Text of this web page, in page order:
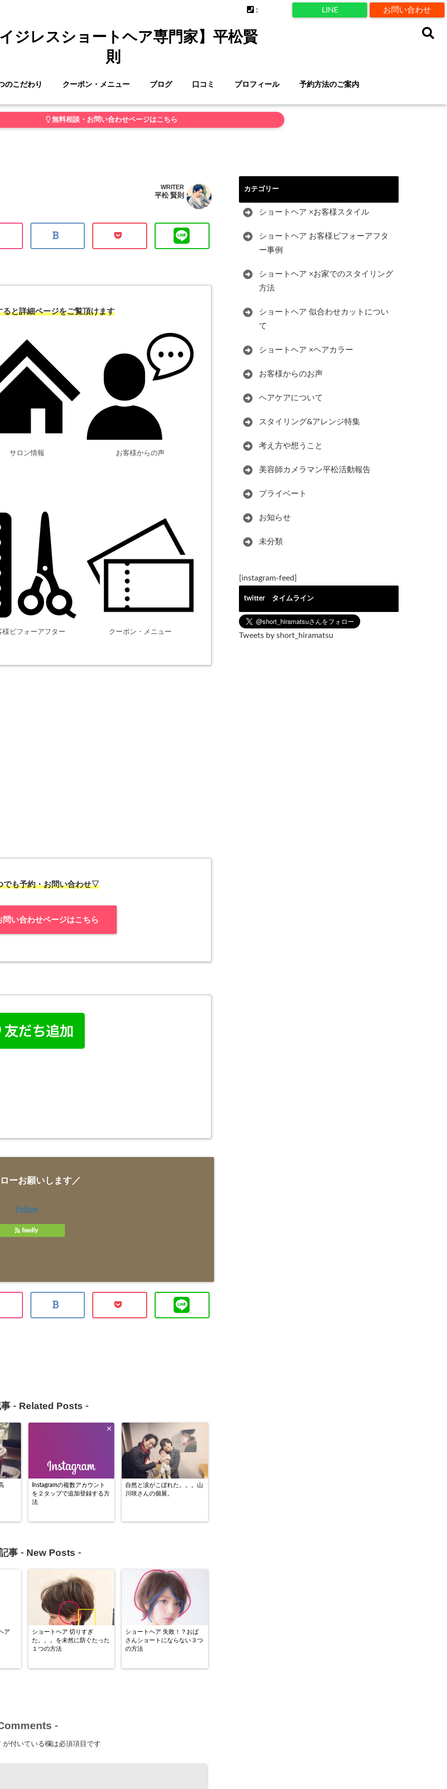
お問い合わせ
LINE
:
ジレスショートヘア専門家】平松賢
則
のこだわり クーポン・メニュー ブログ 口コミ プロフィール 予約方法のご案内
無料相談・お問い合わせページはこちら
WRITER
平松 賢則
ると詳細ページをご覧頂けます
サロン情報 お客様からの声
様ビフォーアフター クーポン・メニュー
も予約・お問い合わせ▽
問い合わせページはこちら
ーお願いします／
Follow
feedly
- Related Posts -
Instagramの複数アカウント
を２タップで追加登録する方
法
自然と涙がこぼれた。。。山
川咲さんの個展。
事 - New Posts -
ア
ショートヘア 切りすぎ
た。。。を未然に防ぐたった
１つの方法
ショートヘア 失敗！？おば
さんショートにならない３つ
の方法
-
が付いている欄は必須項目です
カテゴリー
ショートヘア ×お客様スタイル
ショートヘア お客様ビフォーアフタ
ー事例
ショートヘア ×お家でのスタイリング
方法
ショートヘア 似合わせカットについ
て
ショートヘア ×ヘアカラー
お客様からのお声
ヘアケアについて
スタイリング&アレンジ特集
考え方や想うこと
美容師カメラマン平松活動報告
プライベート
お知らせ
未分類
[instagram-feed]
twitter タイムライン
Tweets by short_hiramatsu